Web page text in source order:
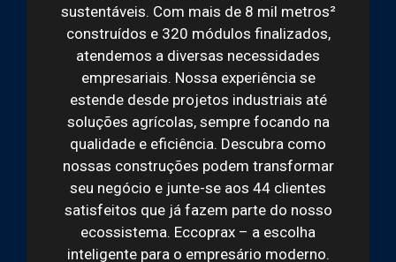
sustentáveis. Com mais de 8 mil metros²
construídos e 320 módulos finalizados,
atendemos a diversas necessidades
empresariais. Nossa experiência se
estende desde projetos industriais até
soluções agrícolas, sempre focando na
qualidade e eficiência. Descubra como
nossas construções podem transformar
seu negócio e junte-se aos 44 clientes
satisfeitos que já fazem parte do nosso
ecossistema. Eccoprax – a escolha
inteligente para o empresário moderno.